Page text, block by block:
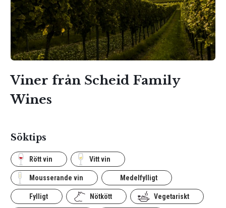
Viner från Scheid Family
Wines
Söktips
Rött vin Vitt vin
Mousserande vin Medelfylligt
Fylligt Nötkött Vegetariskt